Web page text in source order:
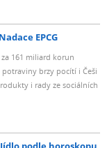
Nadace EPCG
161 miliard korun
brzy pocítí i Češi
i rady ze sociálních